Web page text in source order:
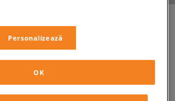
BULLS
Personalizează
OK